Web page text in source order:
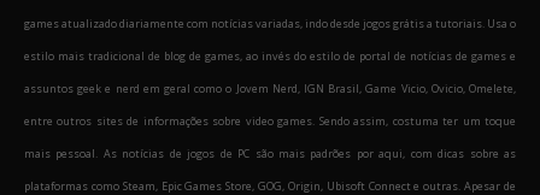
games atualizado diariamente com notícias variadas, indo desde jogos grátis a tutoriais. Usa o
estilo mais tradicional de blog de games, ao invés do estilo de portal de notícias de games e
assuntos geek e nerd em geral como o Jovem Nerd, IGN Brasil, Game Vicio, Ovicio, Omelete,
entre outros sites de informações sobre video games. Sendo assim, costuma ter um toque
mais pessoal. As notícias de jogos de PC são mais padrões por aqui, com dicas sobre as
plataformas como Steam, Epic Games Store, GOG, Origin, Ubisoft Connect e outras. Apesar de